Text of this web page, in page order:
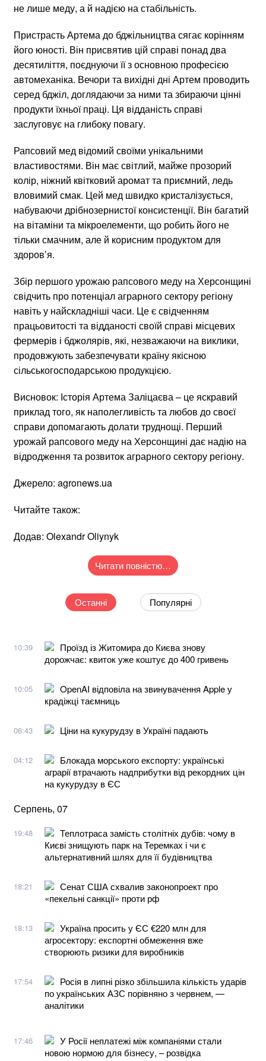
не лише меду, а й надією на стабільність.
Пристрасть Артема до бджільництва сягає корінням
його юності. Він присвятив цій справі понад два
десятиліття, поєднуючи її з основною професією
автомеханіка. Вечори та вихідні дні Артем проводить
серед бджіл, доглядаючи за ними та збираючи цінні
продукти їхньої праці. Ця відданість справі
заслуговує на глибоку повагу.
Рапсовий мед відомий своїми унікальними
властивостями. Він має світлий, майже прозорий
колір, ніжний квітковий аромат та приємний, ледь
вловимий смак. Цей мед швидко кристалізується,
набуваючи дрібнозернистої консистенції. Він багатий
на вітаміни та мікроелементи, що робить його не
тільки смачним, але й корисним продуктом для
здоров’я.
Збір першого урожаю рапсового меду на Херсонщині
свідчить про потенціал аграрного сектору регіону
навіть у найскладніші часи. Це є свідченням
працьовитості та відданості своїй справі місцевих
фермерів і бджолярів, які, незважаючи на виклики,
продовжують забезпечувати країну якісною
сільськогосподарською продукцією.
Висновок: Історія Артема Заліцаєва – це яскравий
приклад того, як наполегливість та любов до своєї
справи допомагають долати труднощі. Перший
урожай рапсового меду на Херсонщині дає надію на
відродження та розвиток аграрного сектору регіону.
Джерело: agronews.ua
Читайте також:
Додав: Olexandr Oliynyk
Читати повністю…
Останні Популярні
10:39
Проїзд із Житомира до Києва знову
дорожчає: квиток уже коштує до 400 гривень
10:05
OpenAI відповіла на звинувачення Apple у
крадіжці таємниць
06:43 Ціни на кукурудзу в Україні падають
04:12
Блокада морського експорту: українські
аграрії втрачають надприбутки від рекордних цін
на кукурудзу в ЄС
Серпень, 07
19:48
Теплотраса замість столітніх дубів: чому в
Києві знищують парк на Теремках і чи є
альтернативний шлях для її будівництва
18:21
Сенат США схвалив законопроект про
«пекельні санкції» проти рф
18:13
Україна просить у ЄС €220 млн для
агросектору: експортні обмеження вже
створюють ризики для виробників
17:54
Росія в липні різко збільшила кількість ударів
по українських АЗС порівняно з червнем, —
аналітики
17:46
У Росії неплатежі між компаніями стали
новою нормою для бізнесу, – розвідка